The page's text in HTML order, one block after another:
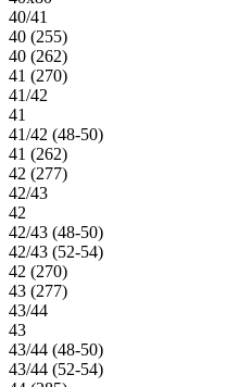
40/41
40 (255)
40 (262)
41 (270)
41/42
41
41/42 (48-50)
41 (262)
42 (277)
42/43
42
42/43 (48-50)
42/43 (52-54)
42 (270)
43 (277)
43/44
43
43/44 (48-50)
43/44 (52-54)